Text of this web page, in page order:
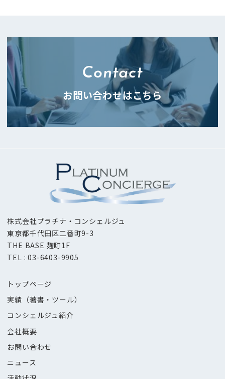
Contact
お問い合わせはこちら
株式会社プラチナ・コンシェルジュ
東京都千代田区二番町9-3
THE BASE 麹町1F
TEL : 03-6403-9905
トップページ
実績（著書・ツール）
コンシェルジュ紹介
会社概要
お問い合わせ
ニュース